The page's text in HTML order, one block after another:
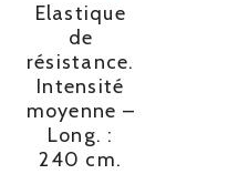
Elastique
de
résistance.
Intensité
moyenne –
Long. :
240 cm.